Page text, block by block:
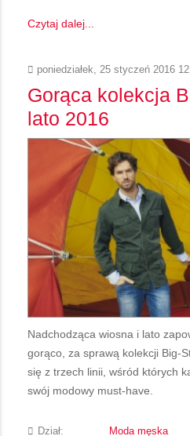
Czytaj dalej...
poniedziałek, 25 styczeń 2016
Gorąca kolekcja
lato 2016
Nadchodząca wiosna i lato
gorąco, za sprawą kolekcji Big-
się z trzech linii, wśród których
swój modowy must-have.
Dział: Moda męska